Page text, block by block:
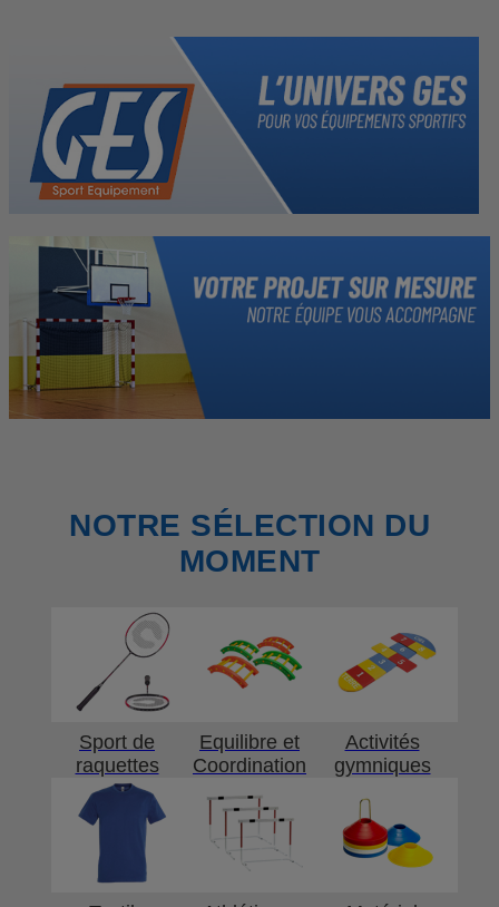
NOTRE SÉLECTION DU
MOMENT
Sport de
raquettes
Equilibre et
Coordination
Activités
gymniques